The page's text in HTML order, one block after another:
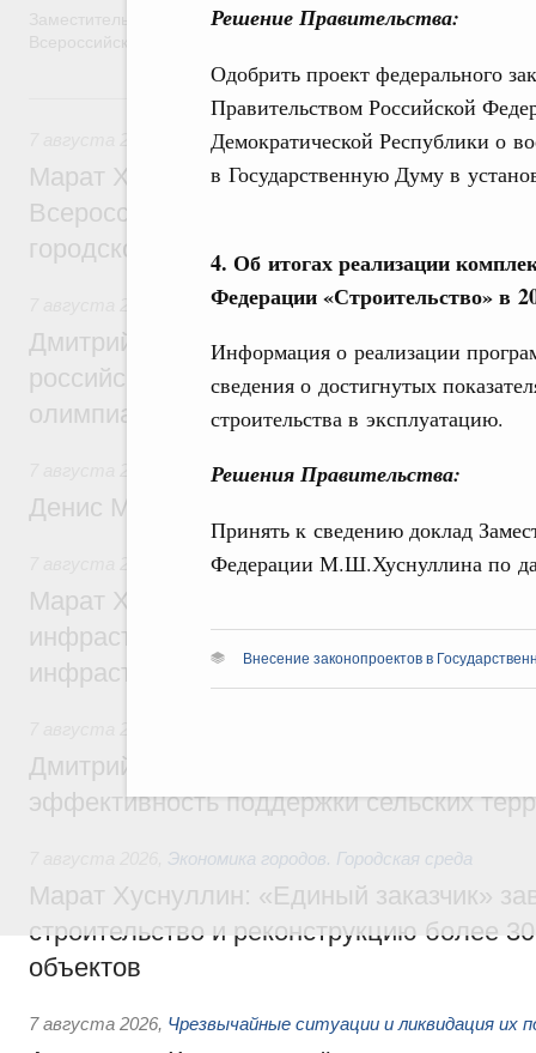
Решение Правительства:
Одобрить проект федерального
Правительством Российской
Демократической Республики о
в Государственную Думу в
4. Об итогах реализации
Федерации «Строительство» в
Информация о реализации
сведения о достигнутых
строительства в эксплуатацию.
Решения Правительства:
Принять к сведению доклад
Федерации М.Ш.Хуснуллина по
Внесение законопроектов в
Заместитель Председателя Правительства Татьяна Голикова
7 августа, пятница
Экономика городов. Городская среда
Марат Хуснуллин провёл заседание
Всероссийского конкурса лучших
городской среды
Отрасль информационных технологий
Дмитрий Чернышенко и Сергей Кравцов
российскую сборную с победой на
олимпиаде по искусственному
Общие вопросы промышленной политики
Денис Мантуров посетил Ярославскую
Бюджеты субъектов Федерации.
Марат Хуснуллин: 15 объектов
инфраструктуры построили и обновили
инфраструктурным кредитам
Дмитрий Патрушев: Синхронизация
эффективность поддержки сельских
Экономика городов. Городская среда
Марат Хуснуллин: «Единый заказчик»
строительство и реконструкцию более
объектов
7 августа 2026, Чрезвычайные ситуации и ликвидация их